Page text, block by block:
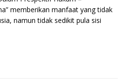
memberikan manfaat yang tidak
namun tidak sedikit pula sisi